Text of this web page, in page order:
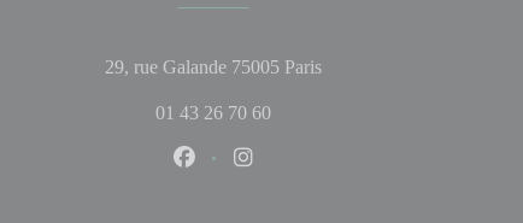
29, rue Galande 75005 Paris((opens in a new window))
01 43 26 70 60
Facebook ((opens in a new window))